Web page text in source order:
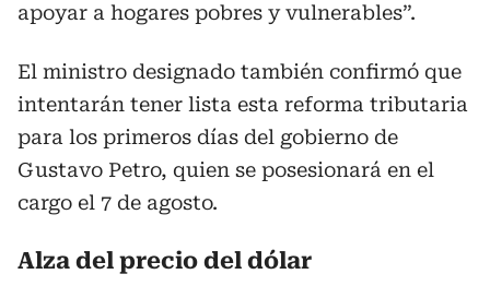
apoyar a hogares pobres y vulnerables”.
El ministro designado también confirmó que
intentarán tener lista esta reforma tributaria
para los primeros días del gobierno de
Gustavo Petro, quien se posesionará en el
cargo el 7 de agosto.
Alza del precio del dólar